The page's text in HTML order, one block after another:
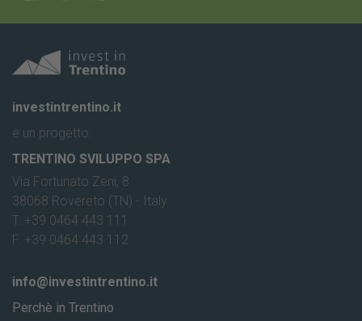
investintrentino.it
è un progetto:
TRENTINO SVILUPPO SPA
Via Fortunato Zeni, 8
38068 Rovereto (TN) - Italy
T. +39 0464 443 111
F. +39 0464 443 112
info@investintrentino.it
Perchè in Trentino